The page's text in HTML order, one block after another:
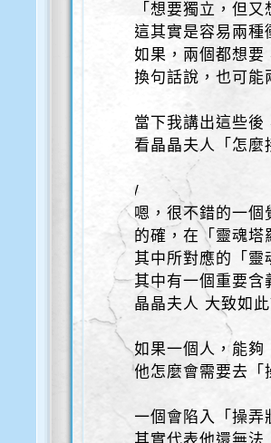
「想要獨立，但又
這其實是容易兩種
如果，兩個都想要
換句話說，也可
當下我講出這些後
看晶晶夫人「怎麼
/
嗯，很不錯的一個
的確，在「靈魂
其中所對應的「靈
其中有一個重要含
晶晶夫人 大致如此
如果一個人，能
他怎麼會需要去「
一個會陷入「操弄